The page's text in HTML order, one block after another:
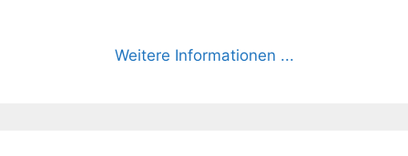
Weitere Informationen ...